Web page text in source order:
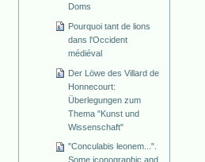
Doms
Pourquoi tant de lions
dans l'Occident
médiéval
Der Löwe des Villard de
Honnecourt:
Überlegungen zum
Thema "Kunst und
Wissenschaft"
"Conculabis leonem...".
Some iconographic and